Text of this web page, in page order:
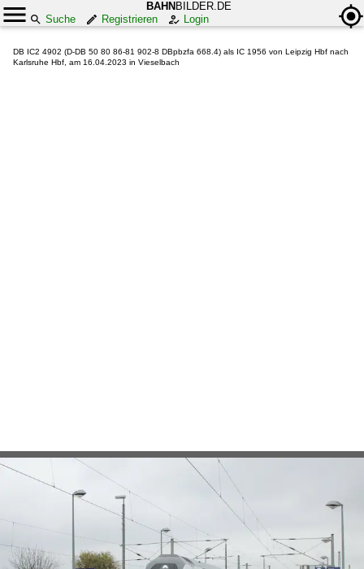
BAHN BILDER.DE
Suche
Registrieren Login
DB IC2 4902 (D-DB 50 80 86-81 902-8 DBpbzfa 668.4) als IC 1956 von Leipzig Hbf nach
Karlsruhe Hbf, am 16.04.2023 in Vieselbach